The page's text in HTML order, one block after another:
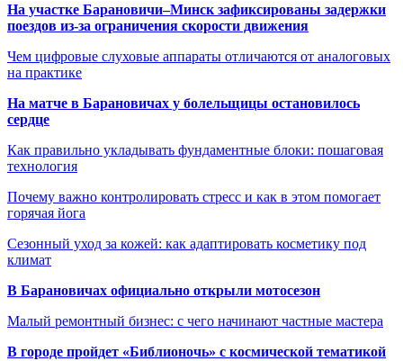
На участке Барановичи–Минск зафиксированы задержки
поездов из-за ограничения скорости движения
Чем цифровые слуховые аппараты отличаются от аналоговых
на практике
На матче в Барановичах у болельщицы остановилось
сердце
Как правильно укладывать фундаментные блоки: пошаговая
технология
Почему важно контролировать стресс и как в этом помогает
горячая йога
Сезонный уход за кожей: как адаптировать косметику под
климат
В Барановичах официально открыли мотосезон
Малый ремонтный бизнес: с чего начинают частные мастера
В городе пройдет «Библионочь» с космической тематикой